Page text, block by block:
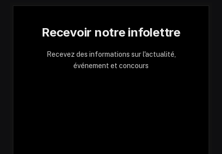
Recevoir notre infolettre
Recevez des informations sur l'actualité,
événement et concours